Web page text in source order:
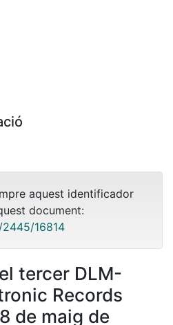
aquest identificador
document:
16814
tercer DLM-
Records
de maig de